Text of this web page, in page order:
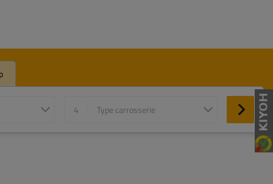
4 Type carrosserie